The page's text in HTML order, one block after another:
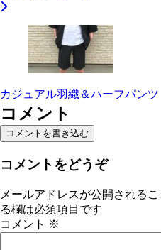
カジュアル羽織＆ハーフパンツ
コメント
コメントを書き込む
コメントをどうぞ
メールアドレスが公開されるこ
る欄は必須項目です
コメント ※